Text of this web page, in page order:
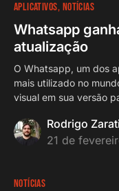
APLICATIVOS NOTÍCIAS
Whatsapp
atualização
O Whatsapp, um dos
mais utilizado no
visual em sua versão
Rodrigo
21 de
NOTÍCIAS